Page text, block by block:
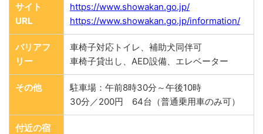
サイト
URL
https://www.showakan.go.jp/
https://www.showakan.go.jp/information/
バリアフ
リー
車椅子対応トイレ、補助犬同伴可
車椅子貸出し、AED設備、エレベーター
その他
駐車場：午前8時30分～午後10時
30分／200円 64台（普通乗用車のみ可）
付近の宿